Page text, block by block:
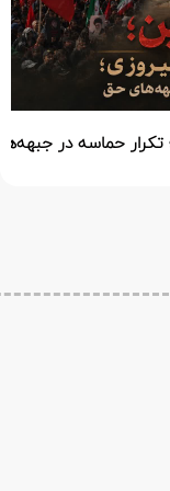
تکرار حماسه در